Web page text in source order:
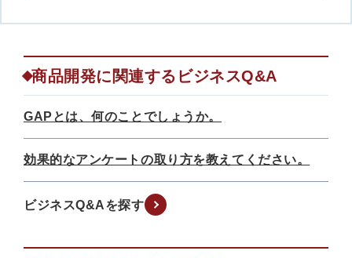
商品開発に関連するビジネスQ&A
GAPとは、何のことでしょうか。
効果的なアンケートの取り方を教えてください。
ビジネスQ&Aを探す